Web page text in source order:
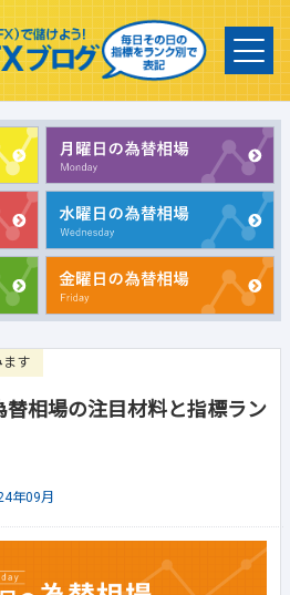
ます
替相場の注目材料と指標ラン
年09月